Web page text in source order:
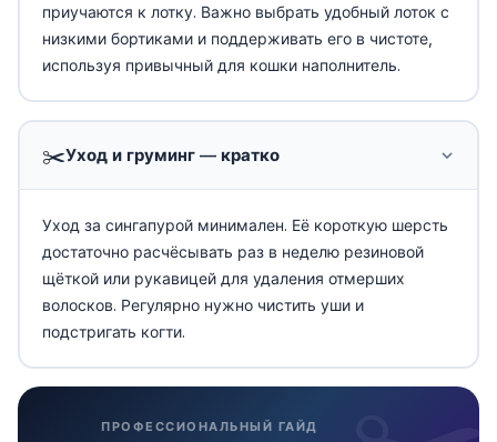
приучаются к лотку. Важно выбрать удобный лоток с
низкими бортиками и поддерживать его в чистоте,
используя привычный для кошки наполнитель.
✂️Уход и груминг — кратко
Уход за сингапурой минимален. Её короткую шерсть
достаточно расчёсывать раз в неделю резиновой
щёткой или рукавицей для удаления отмерших
волосков. Регулярно нужно чистить уши и
подстригать когти.
ПРОФЕССИОНАЛЬНЫЙ ГАЙД